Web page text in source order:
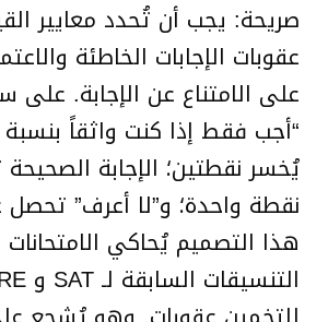
صريحة: يجب أن تُحدد معايير
عقوبات الإجابات الخاطئة
على الامتناع عن الإجابة. على
يُخسر نقطتين؛ الإجابة
نقطة واحدة؛ و”لا أعرف”
هذا التصميم يُحاكي